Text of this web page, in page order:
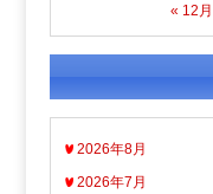
« 12月
2026年8月
2026年7月